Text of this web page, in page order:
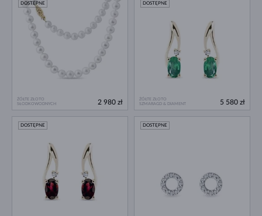
ŻÓŁTE ZŁOTO
SŁODKOWODNYCH
DOSTĘPNE
2 980 zł
ŻÓŁTE ZŁOTO
SZMARAGD & DIAMENT
DOSTĘPNE
5 580 zł
DOSTĘPNE DOSTĘPNE